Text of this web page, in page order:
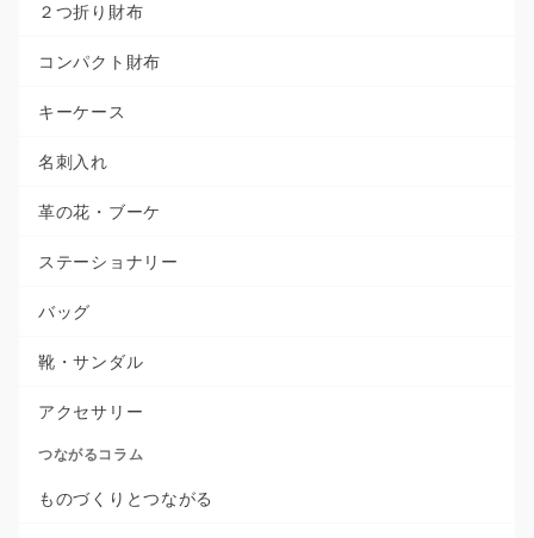
２つ折り財布
コンパクト財布
キーケース
名刺入れ
革の花・ブーケ
ステーショナリー
バッグ
靴・サンダル
アクセサリー
つながるコラム
ものづくりとつながる